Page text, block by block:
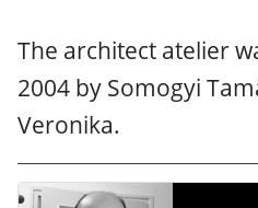
The architect atelier
2004 by Somogyi
Veronika.